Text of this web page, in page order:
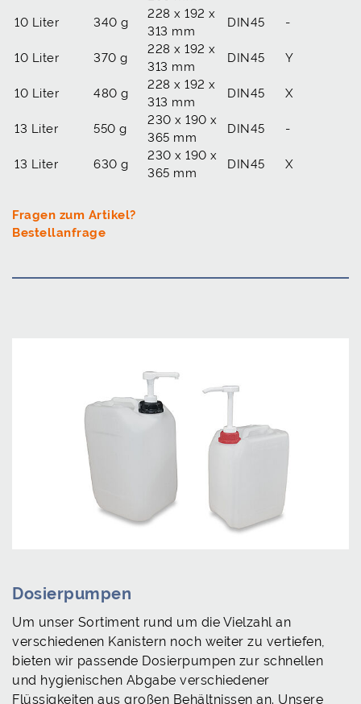
10 Liter 340 g
228 x 192 x
313 mm
DIN45 -
10 Liter 370 g
228 x 192 x
313 mm
DIN45 Y
10 Liter 480 g
228 x 192 x
313 mm
DIN45 X
13 Liter 550 g
230 x 190 x
365 mm
DIN45 -
13 Liter 630 g
230 x 190 x
365 mm
DIN45 X
Fragen zum Artikel?
Bestellanfrage
Dosierpumpen
Um unser Sortiment rund um die Vielzahl an
verschiedenen Kanistern noch weiter zu vertiefen,
bieten wir passende Dosierpumpen zur schnellen
und hygienischen Abgabe verschiedener
Flüssigkeiten aus großen Behältnissen an. Unsere